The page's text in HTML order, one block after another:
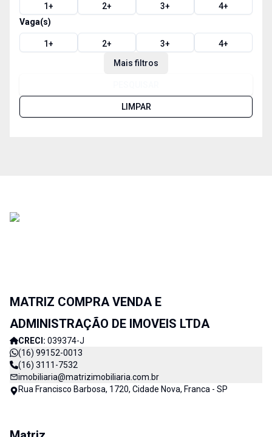
1+ 2+ 3+ 4+
Vaga(s)
1+ 2+ 3+ 4+
Mais filtros
LIMPAR
MATRIZ COMPRA VENDA E
ADMINISTRAÇÃO DE IMOVEIS LTDA
CRECI: 039374-J
(16) 99152-0013
(16) 3111-7532
imobiliaria@matrizimobiliaria.com.br
Rua Francisco Barbosa, 1720, Cidade Nova, Franca - SP